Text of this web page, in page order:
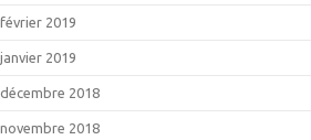
février 2019
janvier 2019
décembre 2018
novembre 2018